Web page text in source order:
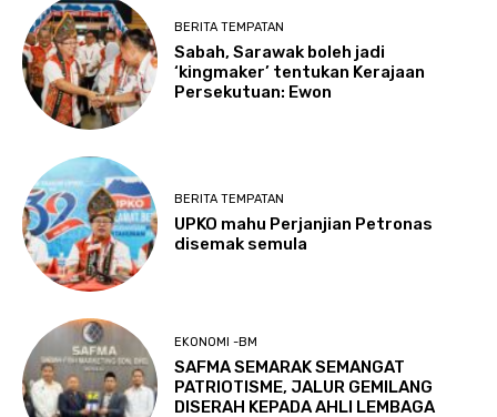
BERITA TEMPATAN
Sabah, Sarawak boleh jadi
‘kingmaker’ tentukan Kerajaan
Persekutuan: Ewon
BERITA TEMPATAN
UPKO mahu Perjanjian Petronas
disemak semula
EKONOMI -BM
SAFMA SEMARAK SEMANGAT
PATRIOTISME, JALUR GEMILANG
DISERAH KEPADA AHLI LEMBAGA